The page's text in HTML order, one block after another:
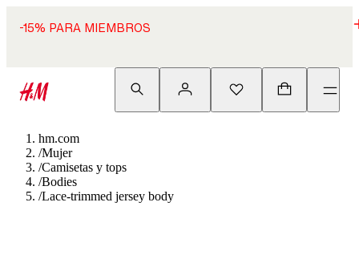
-15% PARA MIEMBROS
hm.com
/Mujer
/Camisetas y tops
/Bodies
/Lace-trimmed jersey body